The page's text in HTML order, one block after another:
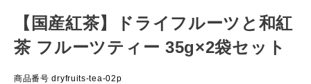
【国産紅茶】ドライフルーツと和紅
茶 フルーツティー 35g×2袋セット
商品番号 dryfruits-tea-02p